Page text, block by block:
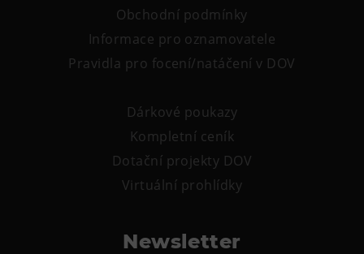
Obchodní podmínky
Informace pro oznamovatele
Pravidla pro focení/natáčení v DOV
Dárkové poukazy
Kompletní ceník
Dotační projekty DOV
Virtuální prohlídky
Newsletter